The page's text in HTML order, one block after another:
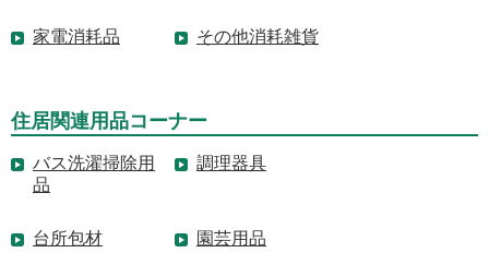
家電消耗品 その他消耗雑貨
住居関連用品コーナー
バス洗濯掃除用
品
調理器具
台所包材 園芸用品